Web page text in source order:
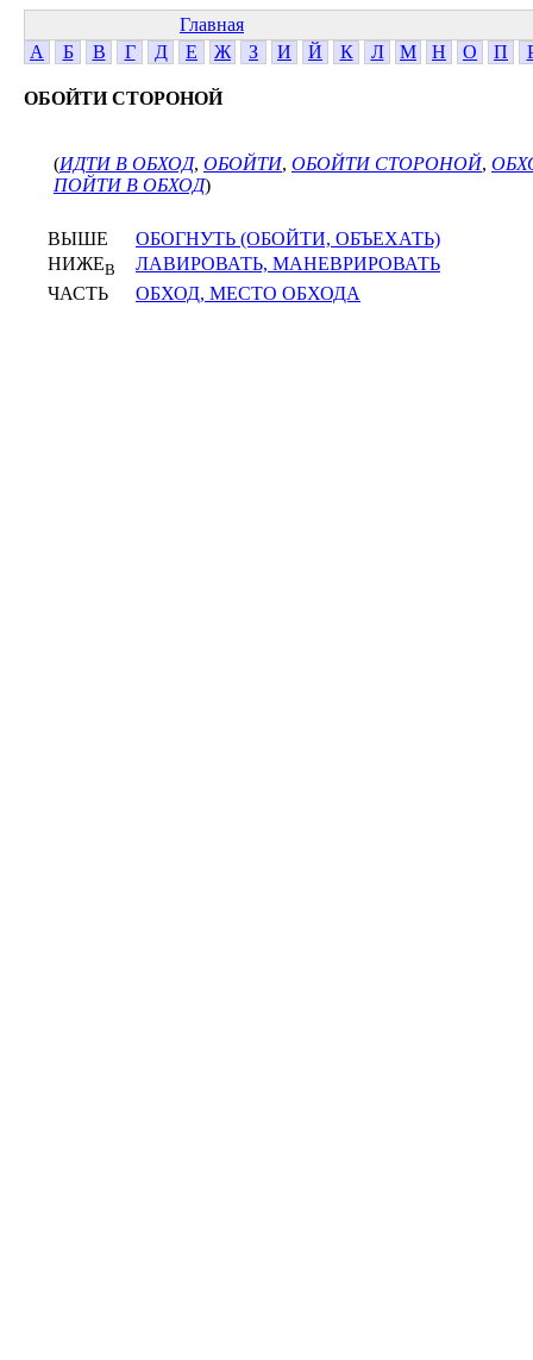
Главная
А
Б В Г Д Е Ж З И Й К Л М Н О П
ОБОЙТИ СТОРОНОЙ
(ИДТИ В ОБХОД, ОБОЙТИ, ОБОЙТИ СТОРОНОЙ,
ПОЙТИ В ОБХОД)
ВЫШЕ
ОБОГНУТЬ (ОБОЙТИ, ОБЪЕХАТЬ)
НИЖЕВ
ЛАВИРОВАТЬ, МАНЕВРИРОВАТЬ
ЧАСТЬ
ОБХОД, МЕСТО ОБХОДА